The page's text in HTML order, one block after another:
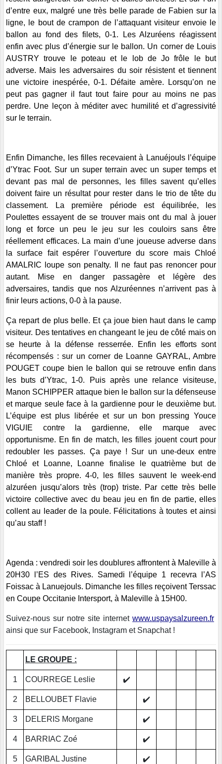
d’entre eux, malgré une très belle parade de Fabien sur la
ligne, le bout de crampon de l’attaquant visiteur envoie le
ballon au fond des filets, 0-1. Les Alzuréens réagissent
enfin avec plus d’énergie sur le ballon. Un corner de Louis
AUSTRY trouve le poteau et le lob de Jo frôle le but
adverse. Mais les adversaires du soir résistent et tiennent
une victoire inespérée, 0-1. Défaite amère. Lorsqu’on ne
peut pas gagner il faut tout faire pour au moins ne pas
perdre. Une leçon à méditer avec humilité et d’agressivité
sur le terrain.
Enfin Dimanche, les filles recevaient à Lanuéjouls l’équipe
d’Ytrac Foot. Sur un super terrain avec un super temps et
devant pas mal de personnes, les filles savent qu’elles
doivent faire un résultat pour rester dans le trio de tête du
classement. La première période est équilibrée, les
Poulettes essayent de se trouver mais ont du mal à jouer
long et force un peu le jeu sur les couloirs sans être
réellement efficaces. La main d’une joueuse adverse dans
la surface fait espérer l’ouverture du score mais Chloé
AMALRIC loupe son penalty. Il ne faut pas renoncer pour
autant. Mise en danger passagère et légère des
adversaires, tandis que nos Alzuréennes n’arrivent pas à
finir leurs actions, 0-0 à la pause.
Ça repart de plus belle. Et ça joue bien haut dans le camp
visiteur. Des tentatives en changeant le jeu de côté mais on
se heurte à la défense resserrée. Enfin les efforts sont
récompensés : sur un corner de Loanne GAYRAL, Ambre
POUGET coupe bien le ballon qui se retrouve enfin dans
les buts d’Ytrac, 1-0. Puis après une relance visiteuse,
Manon SCHIPPER attaque bien le ballon sur la défenseuse
et marque seule face à la gardienne pour le deuxième but.
L’équipe est plus libérée et sur un bon pressing Youce
VIGUIE contre la gardienne, elle marque avec
opportunisme. En fin de match, les filles jouent court pour
redoubler les passes. Ça paye ! Sur un une-deux entre
Chloé et Loanne, Loanne finalise le quatrième but de
manière très propre. 4-0, les filles sauvent le week-end
alzuréen jusqu’alors très (trop) triste. Par cette très belle
victoire collective avec du beau jeu en fin de partie, elles
collent au leader de la poule. Félicitations à toutes et ainsi
qu’au staff !
Agenda : vendredi soir les doublures affrontent à Maleville à
20H30 l’ES des Rives. Samedi l’équipe 1 recevra l’AS
Foissac à Lanuejouls. Dimanche les filles reçoivent Terssac
en Coupe Occitanie Intersport, à Maleville à 15H00.
Suivez-nous sur notre site internet www.uspaysalzureen.fr
ainsi que sur Facebook, Instagram et Snapchat !
LE GROUPE :
1 COURREGE Leslie ✔️
2 BELLOUBET Flavie ✔️
3 DELERIS Morgane ✔️
4 BARRIAC Zoé ✔️
5 GARIBAL Justine ✔️